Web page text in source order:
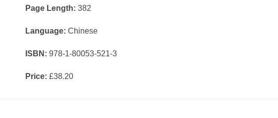
Page Length: 382
Language: Chinese
ISBN: 978-1-80053-521-3
Price: £38.20